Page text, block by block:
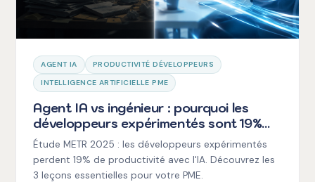
AGENT IA
PRODUCTIVITÉ DÉVELOPPEURS
INTELLIGENCE ARTIFICIELLE PME
Agent IA vs ingénieur : pourquoi les
développeurs expérimentés sont 19%
plus LENTS avec l'IA (et les 3 leçons
pour votre PME)
Étude METR 2025 : les développeurs expérimentés
perdent 19% de productivité avec l'IA. Découvrez les
3 leçons essentielles pour votre PME.